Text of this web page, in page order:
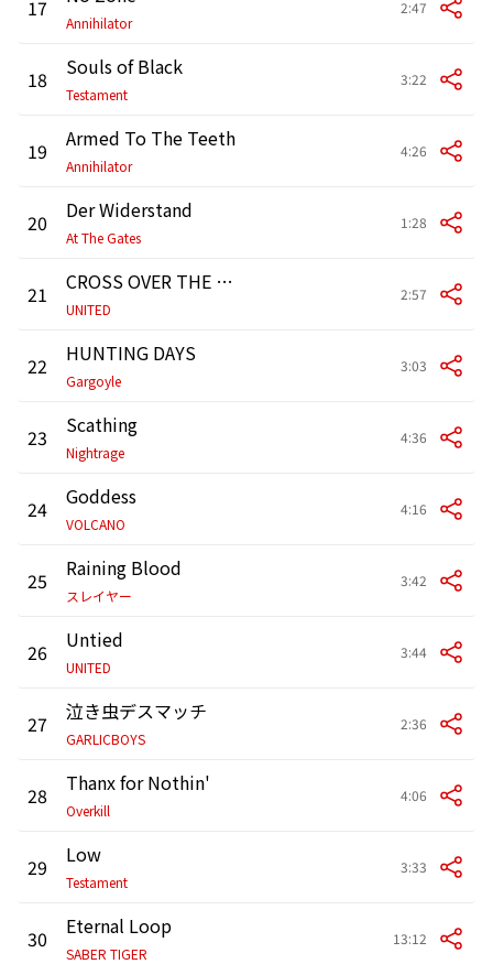
17
Annihilator
2:47
18 Souls of Black
Testament
3:22
19 Armed To The Teeth
Annihilator
4:26
20 Der Widerstand
At The Gates
1:28
21 CROSS OVER THE LINE
UNITED
2:57
22 HUNTING DAYS
Gargoyle
3:03
23 Scathing
Nightrage
4:36
24 Goddess
VOLCANO
4:16
25 Raining Blood
スレイヤー
3:42
26 Untied
UNITED
3:44
27 泣き虫デスマッチ
GARLICBOYS
2:36
28 Thanx for Nothin'
Overkill
4:06
29 Low
Testament
3:33
30 Eternal Loop
SABER TIGER
13:12